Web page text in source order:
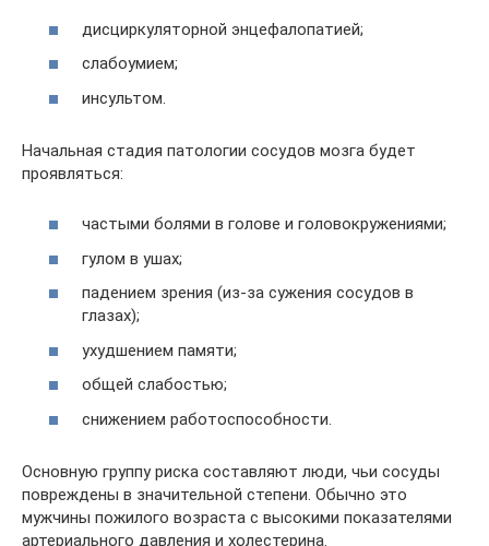
дисциркуляторной энцефалопатией;
слабоумием;
инсультом.
Начальная стадия патологии сосудов мозга будет
проявляться:
частыми болями в голове и головокружениями;
гулом в ушах;
падением зрения (из-за сужения сосудов в
глазах);
ухудшением памяти;
общей слабостью;
снижением работоспособности.
Основную группу риска составляют люди, чьи сосуды
повреждены в значительной степени. Обычно это
мужчины пожилого возраста с высокими показателями
артериального давления и холестерина.